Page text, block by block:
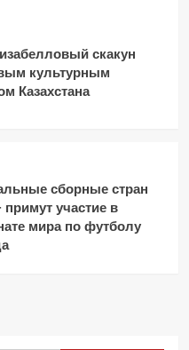
скакун
культурным
Казахстана
сборные стран
участие в
мира по футболу